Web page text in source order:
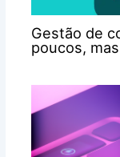
Gestão de
poucos,